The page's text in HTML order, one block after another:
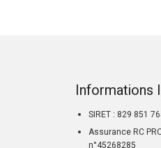
Informations
SIRET : 829 851
Assurance RC
n°45268285